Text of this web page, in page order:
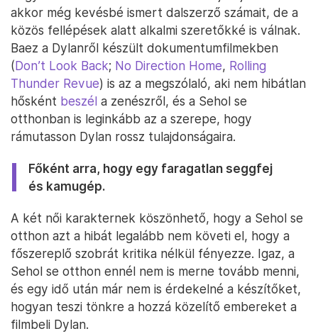
akkor még kevésbé ismert dalszerző számait, de a
közös fellépések alatt alkalmi szeretőkké is válnak.
Baez a Dylanről készült dokumentumfilmekben
(Don’t Look Back; No Direction Home, Rolling
Thunder Revue) is az a megszólaló, aki nem hibátlan
hősként beszél a zenészről, és a Sehol se
otthonban is leginkább az a szerepe, hogy
rámutasson Dylan rossz tulajdonságaira.
Főként arra, hogy egy faragatlan seggfej
és kamugép.
A két női karakternek köszönhető, hogy a Sehol se
otthon azt a hibát legalább nem követi el, hogy a
főszereplő szobrát kritika nélkül fényezze. Igaz, a
Sehol se otthon ennél nem is merne tovább menni,
és egy idő után már nem is érdekelné a készítőket,
hogyan teszi tönkre a hozzá közelítő embereket a
filmbeli Dylan.